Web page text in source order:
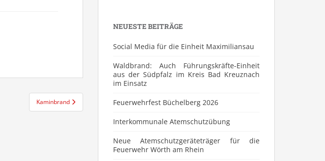
Kaminbrand
NEUESTE BEITRÄGE
Social Media für die Einheit Maximiliansau
Waldbrand: Auch Führungskräfte-Einheit
aus der Südpfalz im Kreis Bad Kreuznach
im Einsatz
Feuerwehrfest Büchelberg 2026
⁠Interkommunale Atemschutzübung
Neue Atemschutzgeräteträger für die
Feuerwehr Wörth am Rhein